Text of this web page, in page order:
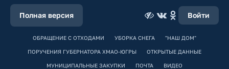
Полная версия Войти
ОБРАЩЕНИЕ С ОТХОДАМИ УБОРКА СНЕГА "НАШ ДОМ"
ПОРУЧЕНИЯ ГУБЕРНАТОРА ХМАО-ЮГРЫ ОТКРЫТЫЕ ДАННЫЕ
МУНИЦИПАЛЬНЫЕ ЗАКУПКИ ПОЧТА ВИДЕО